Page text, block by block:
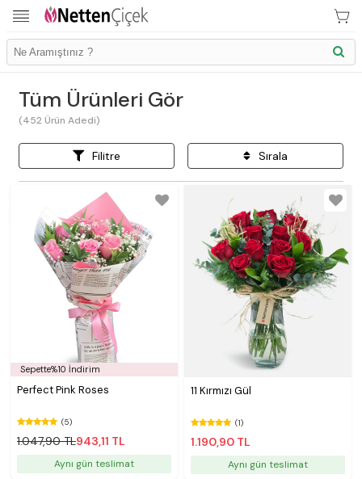
Tüm Ürünleri Gör
(452 Ürün Adedi)
Filitre Sırala
Sepette%10 İndirim
Perfect Pink Roses
(5)
1.047,90 TL943,11 TL
Aynı gün teslimat
11 Kırmızı Gül
(1)
1.190,90 TL
Aynı gün teslimat
İletişim Bilgilerimiz
KVK Bilgilendirme
Ödeme Bllgileri
testt